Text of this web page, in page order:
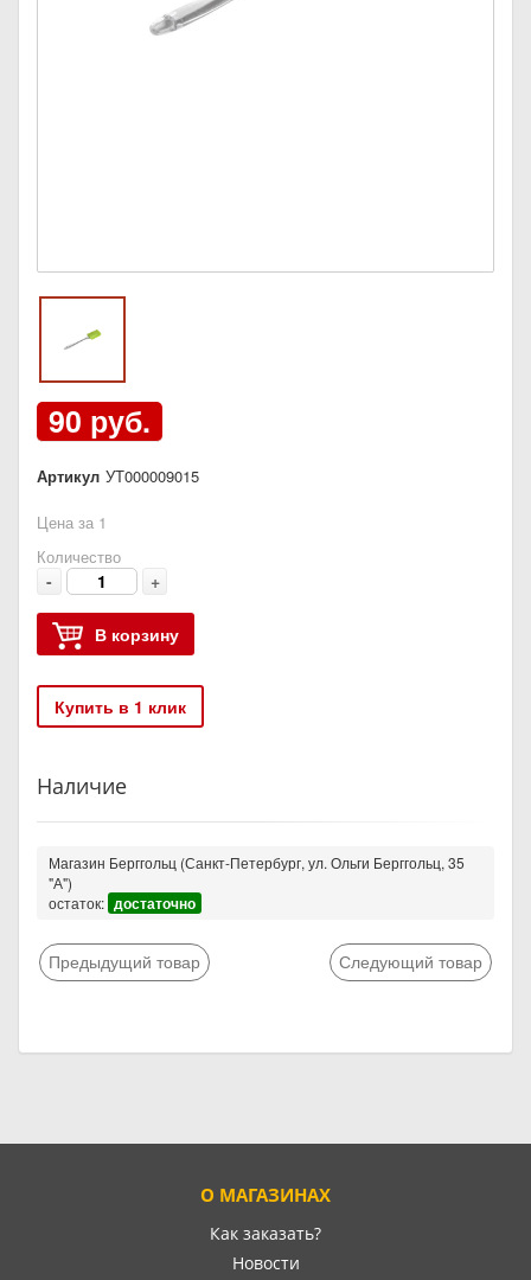
90 руб.
Артикул УТ000009015
Цена за 1
Количество
- +
В корзину
Купить в 1 клик
Наличие
Магазин Берггольц (Санкт-Петербург, ул. Ольги Берггольц, 35
"А")
остаток: достаточно
Предыдущий товар Следующий товар
О МАГАЗИНАХ
Как заказать?
Новости